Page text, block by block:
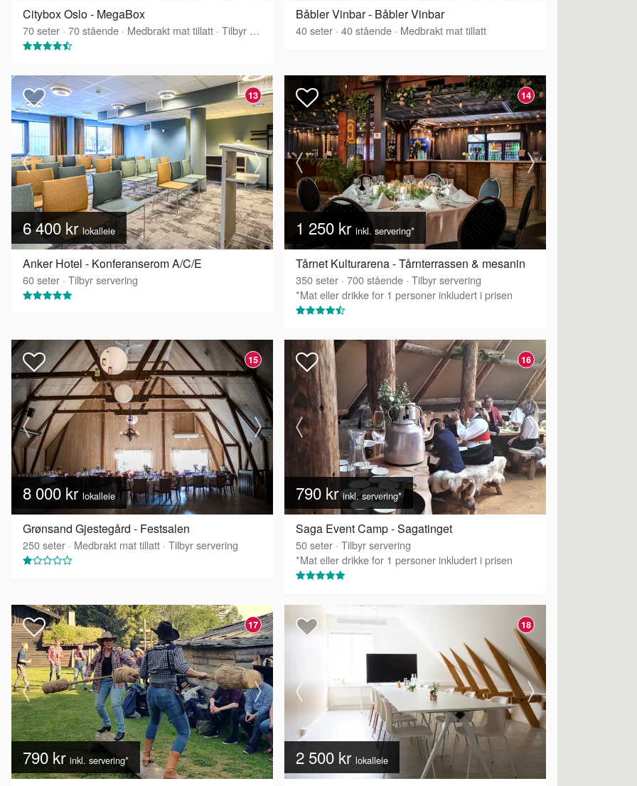
Citybox Oslo - MegaBox
70seter · 70stående · Medbrakt mat tillatt · Tilbyr servering
Båbler Vinbar - Båbler Vinbar
40seter · 40stående · Medbrakt mat tillatt
13
6 400 kr lokalleie
Anker Hotel - Konferanserom A/C/E
60seter · Tilbyr servering
14
1 250 kr inkl. servering*
Tårnet Kulturarena - Tårnterrassen & mesanin
350seter · 700stående · Tilbyr servering
*Mat eller drikke for 1 personer inkludert i prisen
15
8 000 kr lokalleie
Grønsand Gjestegård - Festsalen
250seter · Medbrakt mat tillatt · Tilbyr servering
16
790 krinkl. servering*
Saga Event Camp - Sagatinget
50seter · Tilbyr servering
*Mat eller drikke for 1 personer inkludert i prisen
17
790 kr inkl. servering*
18
2 500 kr lokalleie